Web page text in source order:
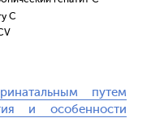
С
путем
и особенности